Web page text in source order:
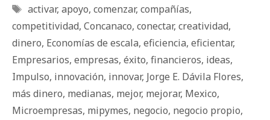
Etiquetas
activar, apoyo, comenzar, compañías,
competitividad, Concanaco, conectar, creatividad,
dinero, Economías de escala, eficiencia, eficientar,
Empresarios, empresas, éxito, financieros, ideas,
Impulso, innovación, innovar, Jorge E. Dávila Flores,
más dinero, medianas, mejor, mejorar, Mexico,
Microempresas, mipymes, negocio, negocio propio,